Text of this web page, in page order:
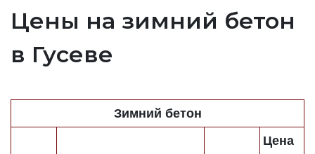
Цены на зимний бетон
в Гусеве
Зимний бетон
Цена